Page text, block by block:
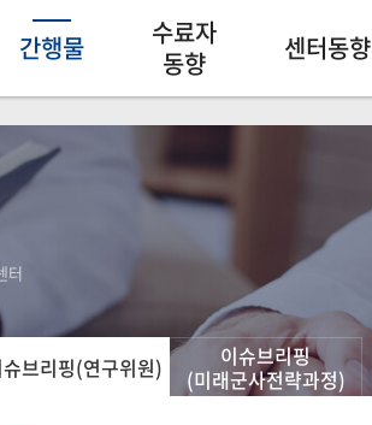
간행물
수료자
동향
센터동향
터
브리핑(연구위원)
이슈브리핑
(미래군사전략과정)